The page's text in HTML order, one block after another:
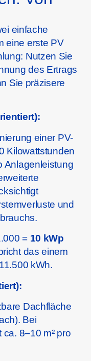
einfache
eine erste PV
Nutzen Sie
des Ertrags
Sie präzisere
einer PV-
Kilowattstunden
Anlagenleistung
und
= 10 kWp
das einem
kWh.
Dachfläche
Bei
8–10 m² pro